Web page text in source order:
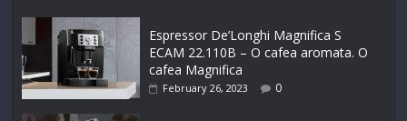
Espressor De’Longhi Magnifica S
ECAM 22.110B – O cafea aromata. O
cafea Magnifica
February 26, 2023 0